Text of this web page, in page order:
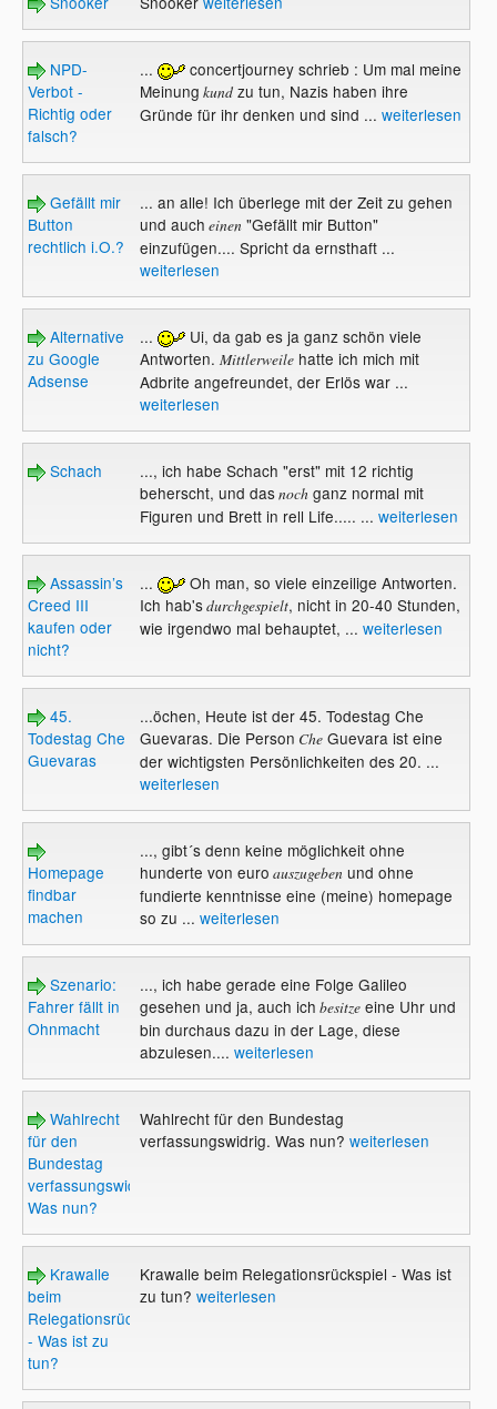
NPD-
Verbot -
Richtig oder
falsch?
...
concertjourney schrieb : Um mal meine
Meinung kundzu tun, Nazis haben ihre
Gründe für ihr denken und sind ... weiterlesen
Gefällt mir
Button
rechtlich i.O.?
... an alle! Ich überlege mit der Zeit zu gehen
und auch einen"Gefällt mir Button"
einzufügen.... Spricht da ernsthaft ...
weiterlesen
Alternative
zu Google
Adsense
...
Ui, da gab es ja ganz schön viele
Antworten. Mittlerweilehatte ich mich mit
Adbrite angefreundet, der Erlös war ...
weiterlesen
Schach
..., ich habe Schach "erst" mit 12 richtig
beherscht, und dasnochganz normal mit
Figuren und Brett in rell Life..... ... weiterlesen
Assassin’s
Creed III
kaufen oder
nicht?
...
Oh man, so viele einzeilige Antworten.
Ich hab'sdurchgespielt, nicht in 20-40 Stunden,
wie irgendwo mal behauptet, ... weiterlesen
45.
Todestag Che
Guevaras
...öchen, Heute ist der 45. Todestag Che
Guevaras. Die Person CheGuevara ist eine
der wichtigsten Persönlichkeiten des 20. ...
weiterlesen
Homepage
findbar
machen
..., gibt´s denn keine möglichkeit ohne
hunderte von euro auszugebenund ohne
fundierte kenntnisse eine (meine) homepage
so zu ... weiterlesen
Szenario:
Fahrer fällt in
Ohnmacht
..., ich habe gerade eine Folge Galileo
gesehen und ja, auch ich besitzeeine Uhr und
bin durchaus dazu in der Lage, diese
abzulesen.... weiterlesen
Wahlrecht
für den
Bundestag
verfassungswidrig.
Was nun?
Wahlrecht für den Bundestag
verfassungswidrig. Was nun? weiterlesen
Krawalle
beim
Relegationsrückspiel
- Was ist zu
tun?
Krawalle beim Relegationsrückspiel - Was ist
zu tun? weiterlesen